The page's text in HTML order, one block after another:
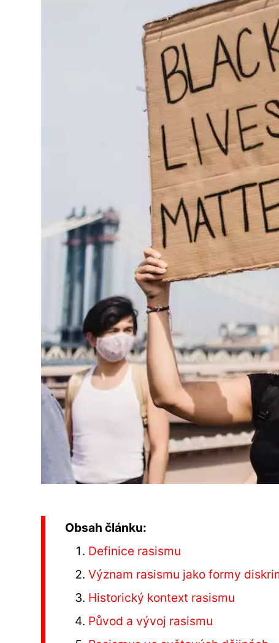
Obsah článku:
Definice rasismu
Význam rasismu jako formy
Historický kontext rasismu
Původ a vývoj rasismu